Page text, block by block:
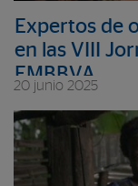
Expertos de
en las VIII
FMBBVA
20 junio 2025